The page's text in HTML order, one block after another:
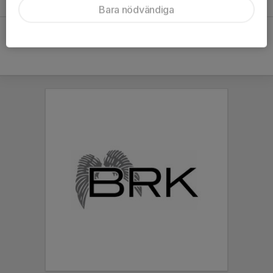
Bara nödvändiga